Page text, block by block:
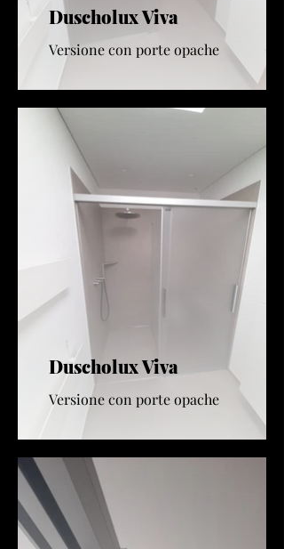
Duscholux Viva
Versione con porte opache
Duscholux Viva
Versione con porte opache